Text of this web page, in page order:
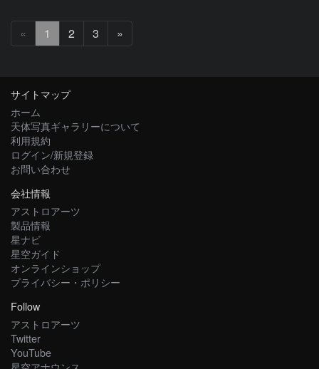
« 1 2 3 »
へ
サイトマップ
ホーム
天体写真ギャラリーについて
利用規約
ログイン/新規登録
お問い合わせ
会社情報
アストロアーツ
製品情報
星ナビ
星空ガイド
オンラインショップ
プライバシー・ポリシー
Follow
アストロアーツ
Twitter
YouTube